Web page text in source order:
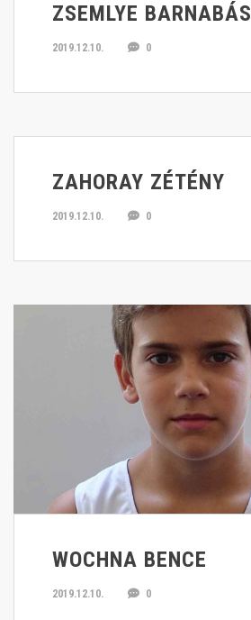
ZSEMLYE BARNABÁS
2019.12.10. 0
ZAHORAY ZÉTÉNY
2019.12.10. 0
WOCHNA BENCE
2019.12.10. 0